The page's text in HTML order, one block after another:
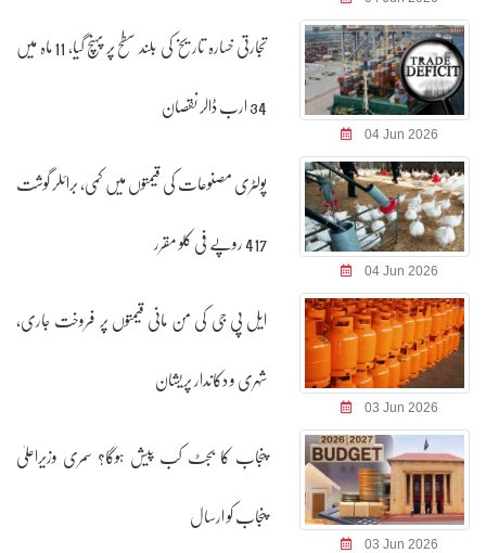
04 Jun 2026
تجارتی خسارہ تاریخ کی بلند سطح پر پہنچ گیا، 11 ماہ میں
34 ارب ڈالر نقصان
04 Jun 2026
پولٹری مصنوعات کی قیمتوں میں کمی، برائلر گوشت
417 روپے فی کلو مقرر
03 Jun 2026
ایل پی جی کی من مانی قیمتوں پر فروخت جاری،
شہری و دکاندار پریشان
03 Jun 2026
پنجاب کا بجٹ کب پیش ہوگا؟ سمری وزیراعلیٰ
پنجاب کو ارسال